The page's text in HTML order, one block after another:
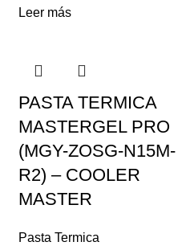
Leer más
PASTA TERMICA
MASTERGEL PRO
(MGY-ZOSG-N15M-
R2) – COOLER
MASTER
Pasta Termica